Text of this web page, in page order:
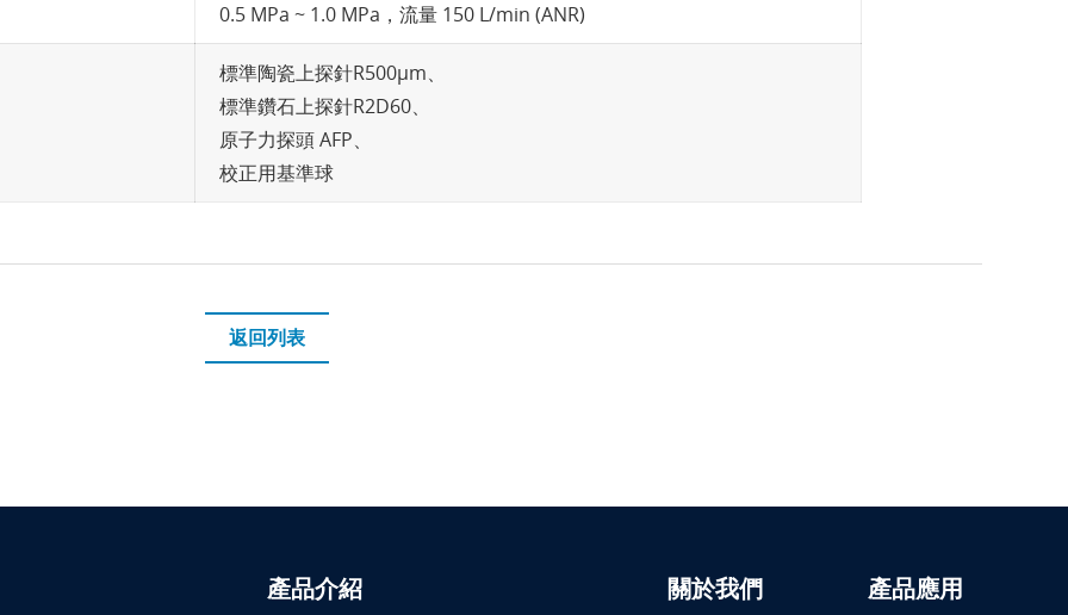
0.5 MPa ~ 1.0 MPa，流量 150 L/min (ANR)
標準陶瓷上探針R500µm、
標準鑽石上探針R2D60、
原子力探頭 AFP、
校正用基準球
返回列表
產品介紹 關於我們
產品應用